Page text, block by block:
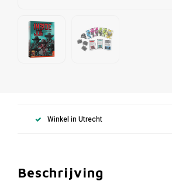
Winkel in Utrecht
Beschrijving